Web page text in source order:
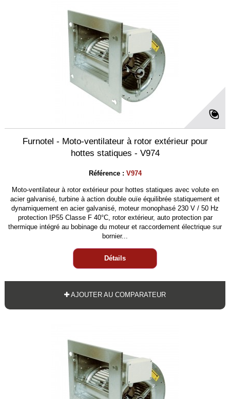
Furnotel - Moto-ventilateur à rotor extérieur pour
hottes statiques - V974
Référence : V974
Moto-ventilateur à rotor extérieur pour hottes statiques avec volute en
acier galvanisé, turbine à action double ouïe équilibrée statiquement et
dynamiquement en acier galvanisé, moteur monophasé 230 V / 50 Hz
protection IP55 Classe F 40°C, rotor extérieur, auto protection par
thermique intégré au bobinage du moteur et raccordement électrique sur
bornier...
Détails
AJOUTER AU COMPARATEUR